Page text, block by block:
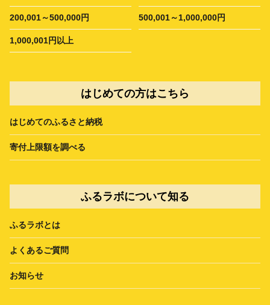
200,001～500,000円 500,001～1,000,000円
1,000,001円以上
はじめての方はこちら
はじめてのふるさと納税
寄付上限額を調べる
ふるラボについて知る
ふるラボとは
よくあるご質問
お知らせ